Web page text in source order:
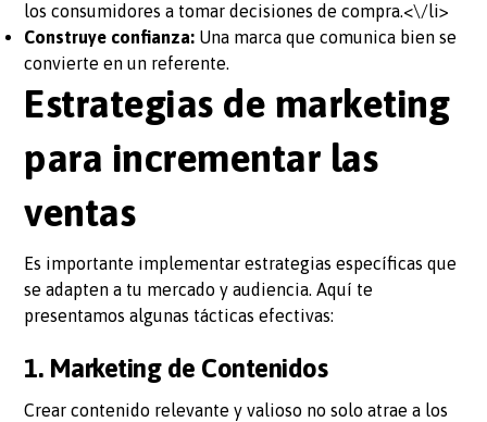
los consumidores a tomar decisiones de compra.<\/li>
Construye confianza: Una marca que comunica bien se
convierte en un referente.
Estrategias de marketing
para incrementar las
ventas
Es importante implementar estrategias específicas que
se adapten a tu mercado y audiencia. Aquí te
presentamos algunas tácticas efectivas:
1. Marketing de Contenidos
Crear contenido relevante y valioso no solo atrae a los